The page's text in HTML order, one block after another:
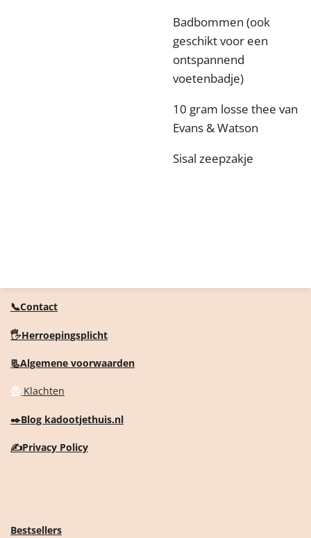
Badbommen (ook
geschikt voor een
ontspannend
voetenbadje)
10 gram losse thee van
Evans & Watson
Sisal zeepzakje
📞Contact
🖐️Herroepingsplicht
📃Algemene voorwaarden
😠 Klachten
✒️Blog kadootjethuis.nl
✍️Privacy Policy
Bestsellers